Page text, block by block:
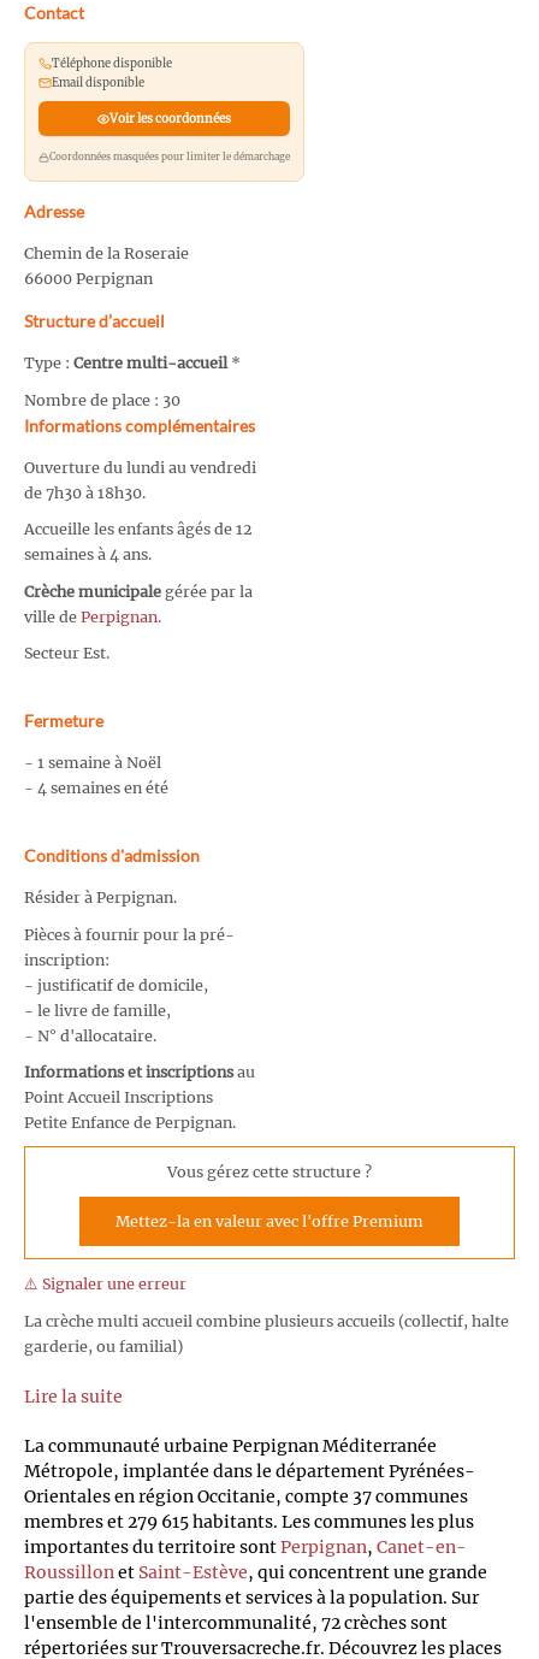
Contact
Téléphone disponible
Email disponible
Voir les coordonnées
Coordonnées masquées pour limiter le démarchage
Adresse
Chemin de la Roseraie
66000 Perpignan
Structure d’accueil
Type : Centre multi-accueil*
Nombre de place : 30
Informations complémentaires
Ouverture du lundi au vendredi
de 7h30 à 18h30.
Accueille les enfants âgés de 12
semaines à 4 ans.
Crèche municipale gérée par la
ville de Perpignan.
Secteur Est.
Fermeture
- 1 semaine à Noël
- 4 semaines en été
Conditions d'admission
Résider à Perpignan.
Pièces à fournir pour la pré-
inscription:
- justificatif de domicile,
- le livre de famille,
- N° d'allocataire.
Informations et inscriptionsau
Point Accueil Inscriptions
Petite Enfance de Perpignan.
Vous gérez cette structure ?
Mettez-la en valeur avec l'offre Premium
⚠️ Signaler une erreur
La crèche multi accueil combine plusieurs accueils (collectif, halte
garderie, ou familial)
Lire la suite
La communauté urbaine Perpignan Méditerranée
Métropole, implantée dans le département Pyrénées-
Orientales en région Occitanie, compte 37 communes
membres et 279 615 habitants. Les communes les plus
importantes du territoire sontPerpignan, Canet-en-
Roussillonet Saint-Estève, qui concentrent une grande
partie des équipements et services à la population. Sur
l'ensemble de l'intercommunalité, 72 crèches sont
répertoriées sur Trouversacreche.fr. Découvrez les places